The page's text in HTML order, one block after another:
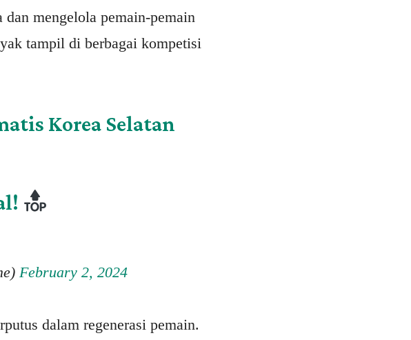
dan mengelola pemain-pemain
tampil di berbagai kompetisi
Korea Selatan
February 2, 2024
dalam regenerasi pemain.